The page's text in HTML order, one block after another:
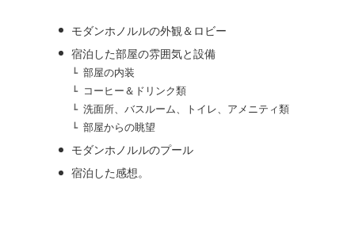
モダンホノルルの外観＆ロビー
宿泊した部屋の雰囲気と設備
部屋の内装
コーヒー＆ドリンク類
洗面所、バスルーム、トイレ、アメニティ類
部屋からの眺望
モダンホノルルのプール
宿泊した感想。